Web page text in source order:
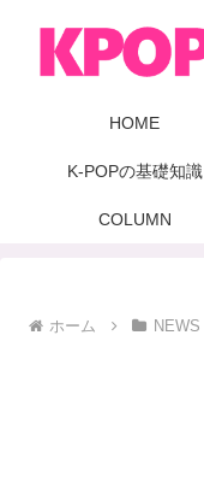
HOME
K-POPの基礎知識
COLUMN
ホーム NEWS